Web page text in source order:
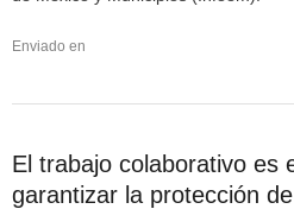
Enviado en
El trabajo colaborativo es
garantizar la protección